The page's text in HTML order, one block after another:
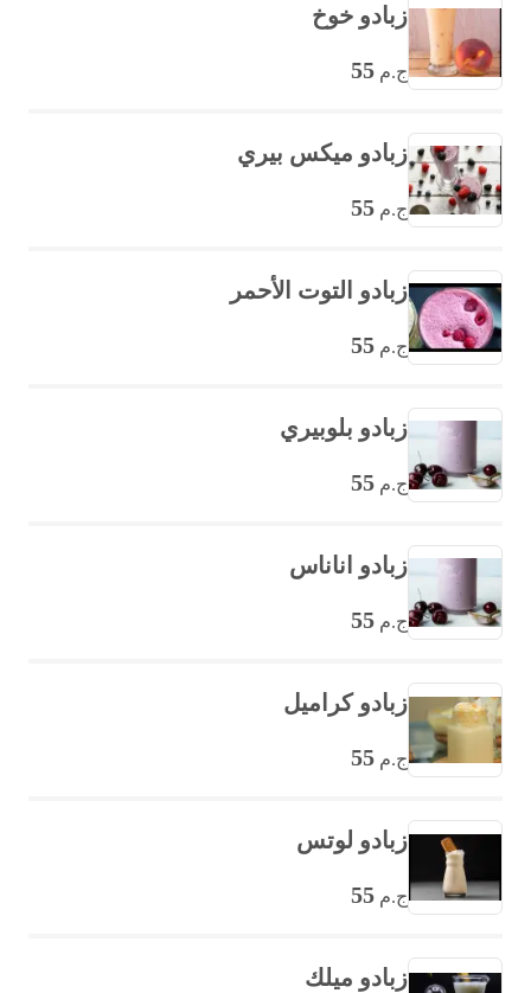
زبادو خوخ
ج.م 55
زبادو ميكس بيري
ج.م 55
زبادو التوت الأحمر
ج.م 55
زبادو بلوبيري
ج.م 55
زبادو اناناس
ج.م 55
زبادو كراميل
ج.م 55
زبادو لوتس
ج.م 55
زبادو ميلك